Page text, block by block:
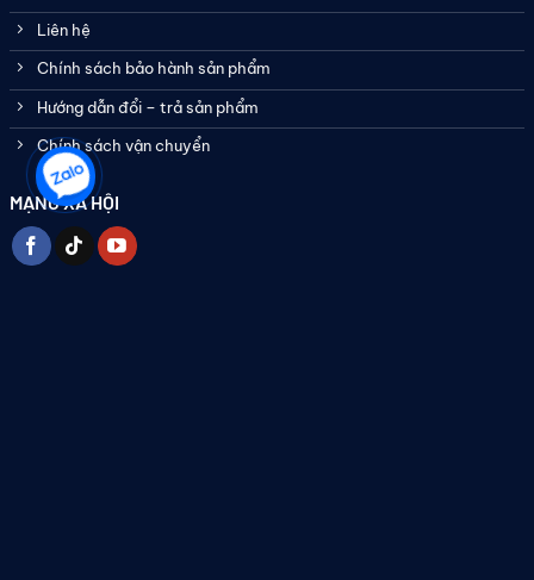
Liên hệ
Chính sách bảo hành sản phẩm
Hướng dẫn đổi – trả sản phẩm
Chính sách vận chuyển
MẠNG XÃ HỘI